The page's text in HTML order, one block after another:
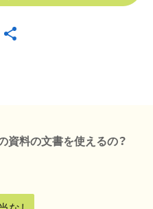
資料の文書を使えるの？